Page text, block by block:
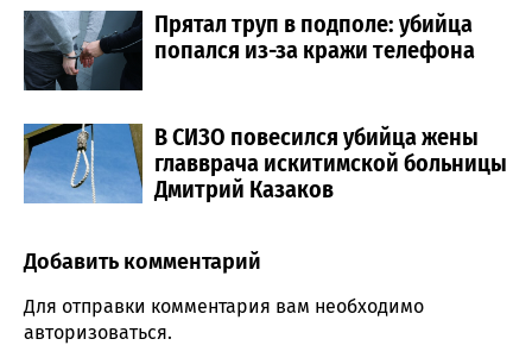
Прятал труп в подполе: убийца
попался из-за кражи телефона
В СИЗО повесился убийца жены
главврача искитимской больницы
Дмитрий Казаков
Comment section
Добавить комментарий
Для отправки комментария вам необходимо
авторизоваться.